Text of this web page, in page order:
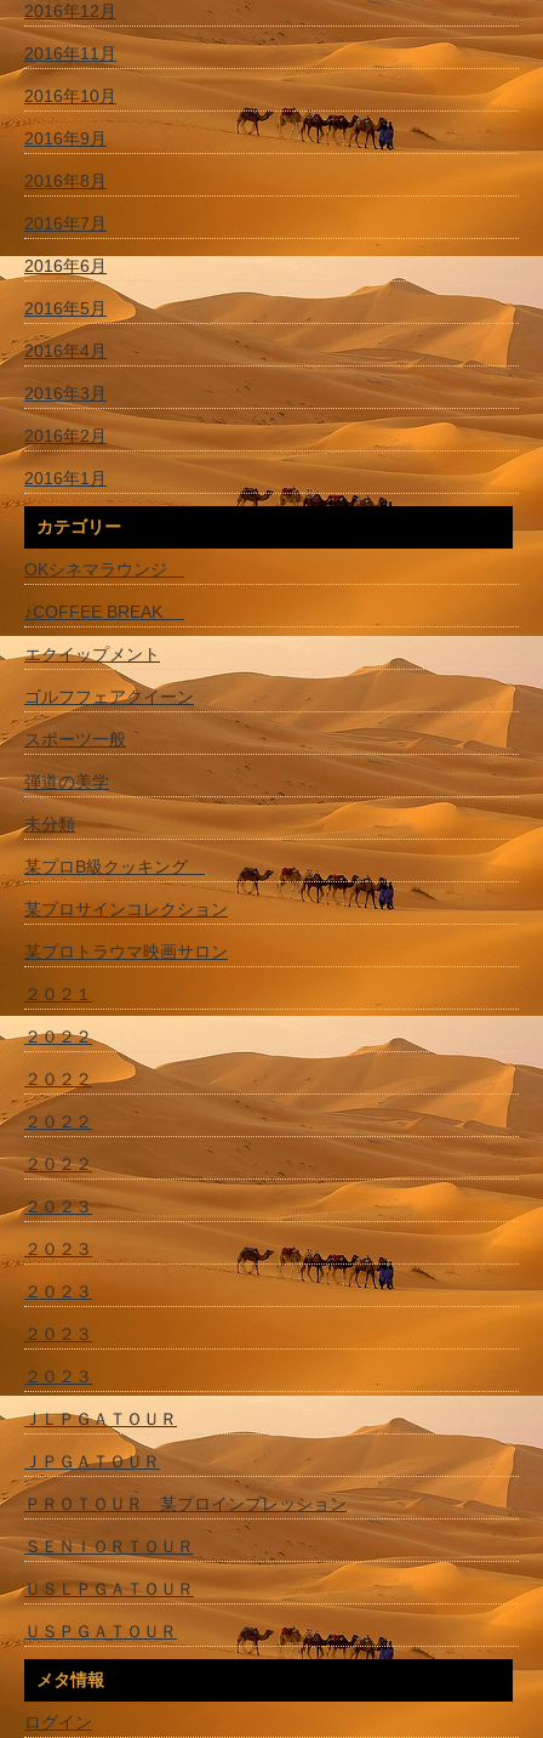
2016年12月
2016年11月
2016年10月
2016年9月
2016年8月
2016年7月
2016年6月
2016年5月
2016年4月
2016年3月
2016年2月
2016年1月
カテゴリー
OKシネマラウンジ
♪COFFEE BREAK
エクイップメント
ゴルフフェアクイーン
スポーツ一般
弾道の美学
未分類
某プロB級クッキング
某プロサインコレクション
某プロトラウマ映画サロン
２０２１
２０２２
２０２２
２０２２
２０２２
２０２３
２０２３
２０２３
２０２３
２０２３
ＪＬＰＧＡＴＯＵＲ
ＪＰＧＡＴＯＵＲ
ＰＲＯＴＯＵＲ 某プロインプレッション
ＳＥＮＩＯＲＴＯＵＲ
ＵＳＬＰＧＡＴＯＵＲ
ＵＳＰＧＡＴＯＵＲ
メタ情報
ログイン